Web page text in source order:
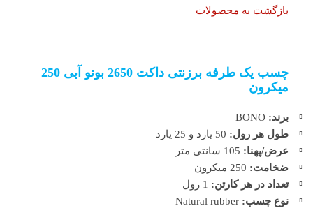
بازگشت به محصولات
چسب یک طرفه برزنتی داکت 2650 بونو آبی 250
میکرون
برند:
طول هر رول:
عرض/پهنا:
ضخامت:
تعداد در هر کارتن:
نوع چسب: